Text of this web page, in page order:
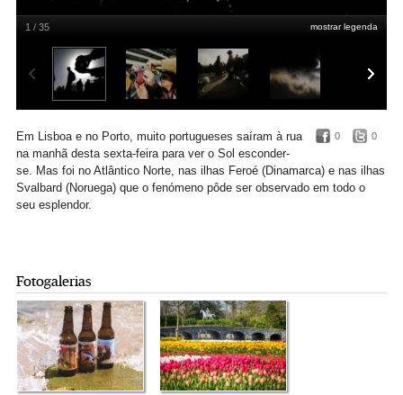
mostrar legenda
1 / 35
0 0
Em Lisboa e no Porto, muito portugueses saíram à rua
na manhã desta sexta-feira para ver o Sol esconder-
se. Mas foi no Atlântico Norte, nas ilhas Feroé (Dinamarca) e nas ilhas
Svalbard (Noruega) que o fenómeno pôde ser observado em todo o
seu esplendor.
Fotogalerias